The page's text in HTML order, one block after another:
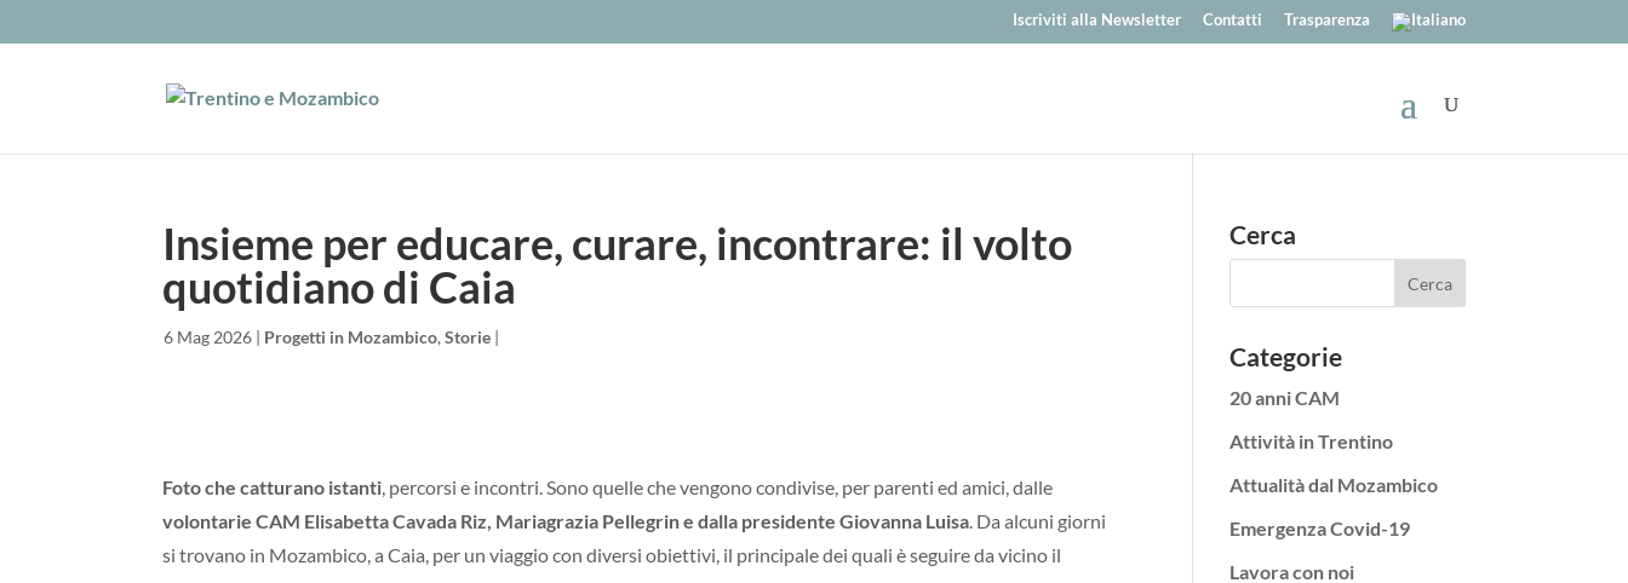
Iscriviti alla Newsletter Contatti Trasparenza
Insieme per educare, curare, incontrare: il volto
quotidiano di Caia
|6 Mag 2026 | Progetti in Mozambico,Storie |
Foto che catturano istanti, percorsi e incontri. Sono quelle che vengono condivise, per parenti ed amici, dalle
volontarie CAM Elisabetta Cavada Riz, Mariagrazia Pellegrin e dalla presidente Giovanna Luisa. Da alcuni giorni
si trovano in Mozambico, a Caia, per un viaggio con diversi obiettivi, il principale dei quali è seguire da vicino il
Cerca
Categorie
20 anni CAM
Attività in Trentino
Attualità dal Mozambico
Emergenza Covid-19
Lavora con noi